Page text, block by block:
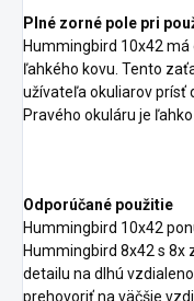
Plné zorné pole pri
Hummingbird 10x42
ľahkého kovu. Tento
užívateľa okuliarov prísť
Pravého okuláru je
Odporúčané použitie
Hummingbird 10x42
Hummingbird 8x42 s 8x
detailu na dlhú
prehovoriť na väčšie